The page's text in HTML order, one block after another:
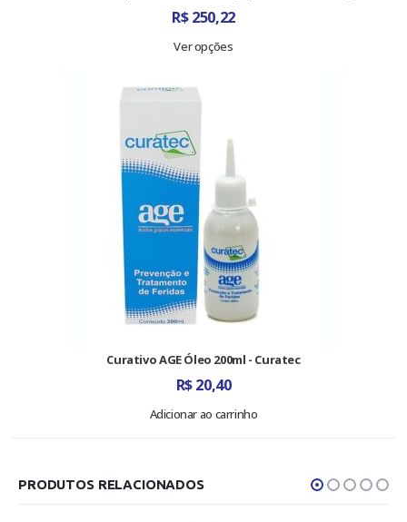
R$250,22
Ver opções
Curativo AGE Óleo 200ml - Curatec
R$20,40
Adicionar ao carrinho
PRODUTOS RELACIONADOS